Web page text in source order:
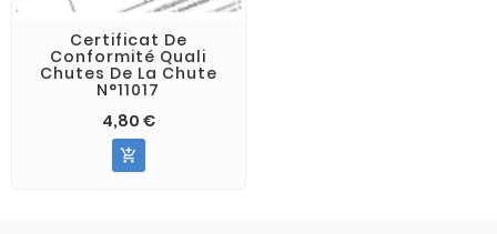
Certificat De
Conformité Quali
Chutes De La Chute
N°11017
4,80 €
